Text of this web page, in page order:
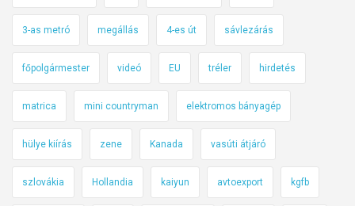
3-as metró megállás 4-es út sávlezárás
főpolgármester videó EU tréler hirdetés
matrica mini countryman elektromos bányagép
hülye kiírás zene Kanada vasúti átjáró
szlovákia Hollandia kaiyun avtoexport kgfb